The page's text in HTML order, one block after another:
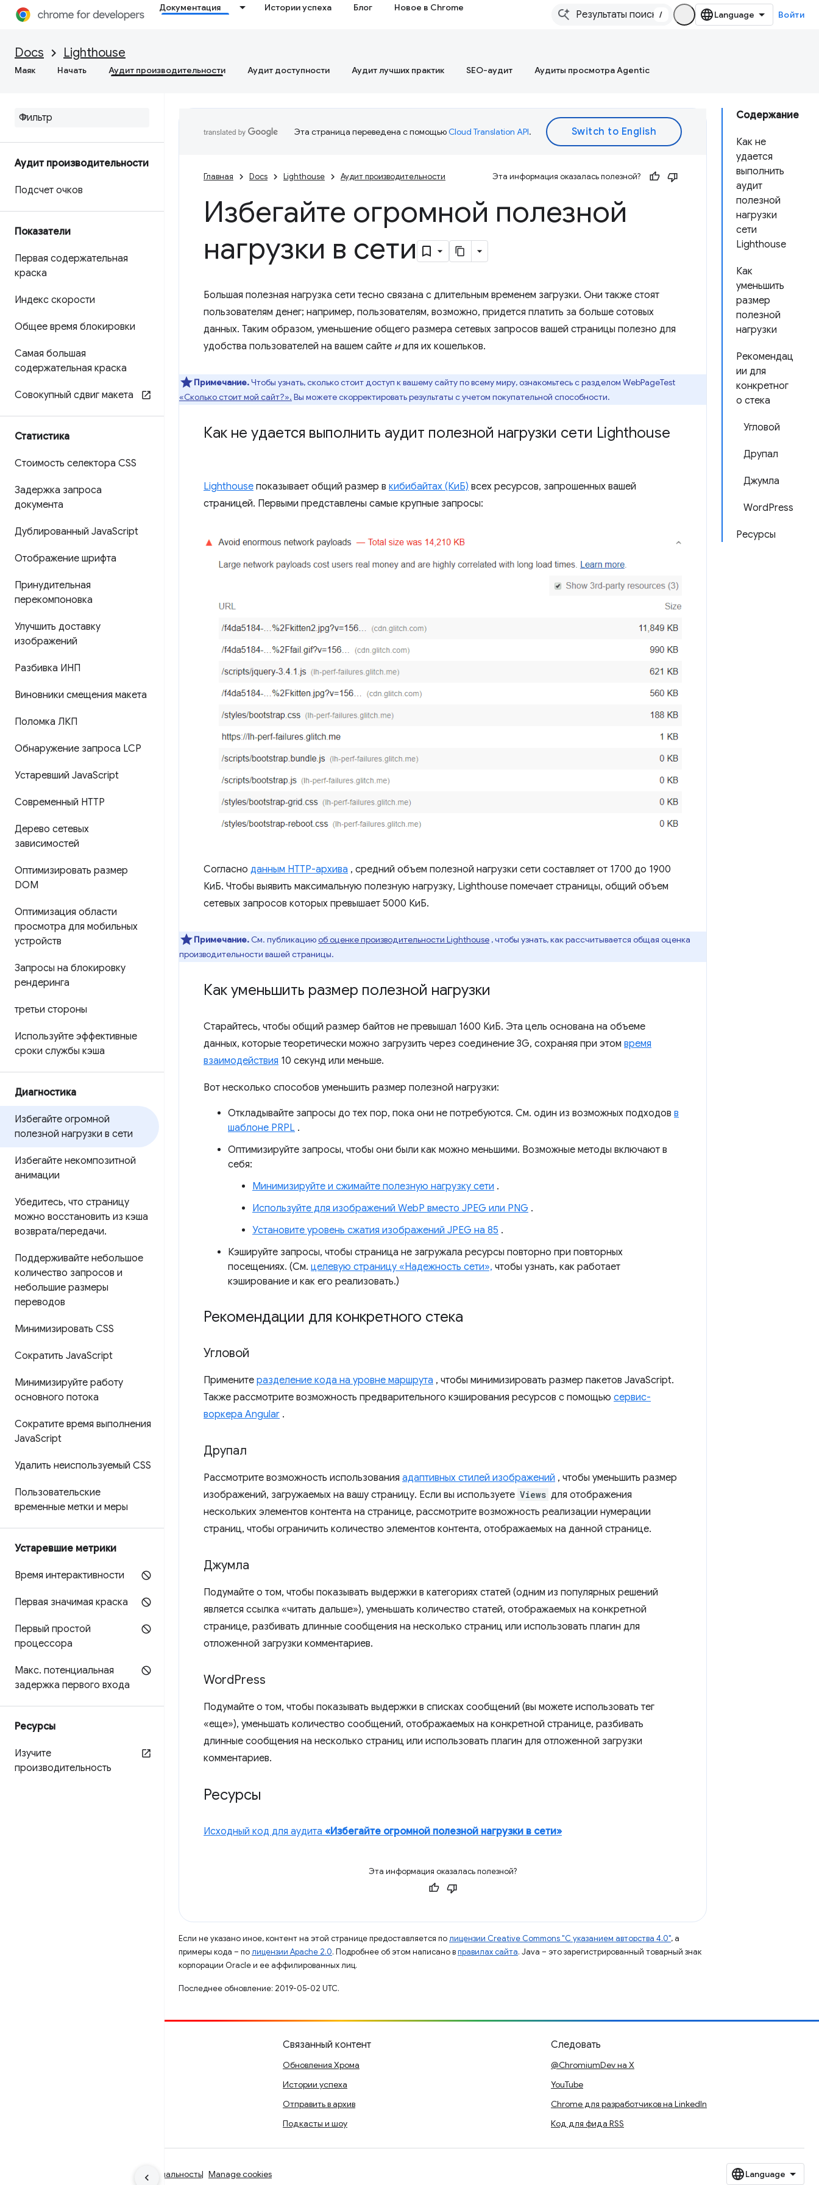
Документация Истории успеха Блог Новое в Chrome
/ Войти
Docs Lighthouse
Маяк Начать Аудит производительности Аудит доступности Аудит лучших практик SEO-аудит Аудиты просмотра Agentic
Аудит производительности
Подсчет очков
Показатели
Первая содержательная
краска
Индекс скорости
Общее время блокировки
Самая большая
содержательная краска
Совокупный сдвиг макета
Статистика
Стоимость селектора CSS
Задержка запроса
документа
Дублированный JavaScript
Отображение шрифта
Принудительная
перекомпоновка
Улучшить доставку
изображений
Разбивка ИНП
Виновники смещения макета
Поломка ЛКП
Обнаружение запроса LCP
Устаревший JavaScript
Современный HTTP
Дерево сетевых
зависимостей
Оптимизировать размер
DOM
Оптимизация области
просмотра для мобильных
устройств
Запросы на блокировку
рендеринга
третьи стороны
Используйте эффективные
сроки службы кэша
Диагностика
Избегайте огромной
полезной нагрузки в сети
Избегайте некомпозитной
анимации
Убедитесь, что страницу
можно восстановить из кэша
возврата/передачи.
Поддерживайте небольшое
количество запросов и
небольшие размеры
переводов
Минимизировать CSS
Сократить JavaScript
Минимизируйте работу
основного потока
Сократите время выполнения
JavaScript
Удалить неиспользуемый CSS
Пользовательские
временные метки и меры
Устаревшие метрики
Время интерактивности
Первая значимая краска
Первый простой
процессора
Макс. потенциальная
задержка первого входа
Ресурсы
Изучите
производительность
Содержание
Как не
удается
выполнить
аудит
полезной
нагрузки
сети
Lighthouse
Как
уменьшить
размер
полезной
нагрузки
Рекомендац
ии для
конкретног
о стека
Угловой
Друпал
Джумла
WordPress
Ресурсы
Эта страница переведена с помощьюCloud Translation API.
Главная Docs Lighthouse Аудит производительности Эта информация оказалась полезной?
Избегайте огромной полезной
нагрузки в сети
Большая полезная нагрузка сети тесно связана с длительным временем загрузки. Они также стоят
пользователям денег; например, пользователям, возможно, придется платить за больше сотовых
данных. Таким образом, уменьшение общего размера сетевых запросов вашей страницы полезно для
удобства пользователей на вашем сайте идля их кошельков.
Примечание.Чтобы узнать, сколько стоит доступ к вашему сайту по всему миру, ознакомьтесь с разделом WebPageTest
«Сколько стоит мой сайт?». Вы можете скорректировать результаты с учетом покупательной способности.
Как не удается выполнить аудит полезной нагрузки сети Lighthouse
Lighthouse показывает общий размер в кибибайтах (КиБ) всех ресурсов, запрошенных вашей
страницей. Первыми представлены самые крупные запросы:
Согласно данным HTTP-архива , средний объем полезной нагрузки сети составляет от 1700 до 1900
КиБ. Чтобы выявить максимальную полезную нагрузку, Lighthouse помечает страницы, общий объем
сетевых запросов которых превышает 5000 КиБ.
Примечание. См. публикациюоб оценке производительности Lighthouse , чтобы узнать, как рассчитывается общая оценка
производительности вашей страницы.
Как уменьшить размер полезной нагрузки
Старайтесь, чтобы общий размер байтов не превышал 1600 КиБ. Эта цель основана на объеме
данных, которые теоретически можно загрузить через соединение 3G, сохраняя при этом время
взаимодействия 10 секунд или меньше.
Вот несколько способов уменьшить размер полезной нагрузки:
Откладывайте запросы до тех пор, пока они не потребуются. См. один из возможных подходов в
шаблоне PRPL .
Оптимизируйте запросы, чтобы они были как можно меньшими. Возможные методы включают в
себя:
Минимизируйте и сжимайте полезную нагрузку сети .
Используйте для изображений WebP вместо JPEG или PNG .
Установите уровень сжатия изображений JPEG на 85 .
Кэшируйте запросы, чтобы страница не загружала ресурсы повторно при повторных
посещениях. (См. целевую страницу «Надежность сети», чтобы узнать, как работает
кэширование и как его реализовать.)
Рекомендации для конкретного стека
Угловой
Примените разделение кода на уровне маршрута , чтобы минимизировать размер пакетов JavaScript.
Также рассмотрите возможность предварительного кэширования ресурсов с помощью сервис-
воркера Angular .
Друпал
Рассмотрите возможность использования адаптивных стилей изображений , чтобы уменьшить размер
изображений, загружаемых на вашу страницу. Если вы используете Views для отображения
нескольких элементов контента на странице, рассмотрите возможность реализации нумерации
страниц, чтобы ограничить количество элементов контента, отображаемых на данной странице.
Джумла
Подумайте о том, чтобы показывать выдержки в категориях статей (одним из популярных решений
является ссылка «читать дальше»), уменьшать количество статей, отображаемых на конкретной
странице, разбивать длинные сообщения на несколько страниц или использовать плагин для
отложенной загрузки комментариев.
WordPress
Подумайте о том, чтобы показывать выдержки в списках сообщений (вы можете использовать тег
«еще»), уменьшать количество сообщений, отображаемых на конкретной странице, разбивать
длинные сообщения на несколько страниц или использовать плагин для отложенной загрузки
комментариев.
Ресурсы
Исходный код для аудита «Избегайте огромной полезной нагрузки в сети»
Эта информация оказалась полезной?
Если не указано иное, контент на этой странице предоставляется полицензии Creative Commons "С указанием авторства 4.0", а
примеры кода – полицензии Apache 2.0. Подробнее об этом написано вправилах сайта. Java – это зарегистрированный товарный знак
корпорации Oracle и ее аффилированных лиц.
Последнее обновление: 2019-05-02 UTC.
Связанный контент
Обновления Хрома
Истории успеха
Отправить в архив
Подкасты и шоу
Следовать
@ChromiumDev на X
YouTube
Chrome для разработчиков на LinkedIn
Код для фида RSS
Конфиденциальность Manage cookies